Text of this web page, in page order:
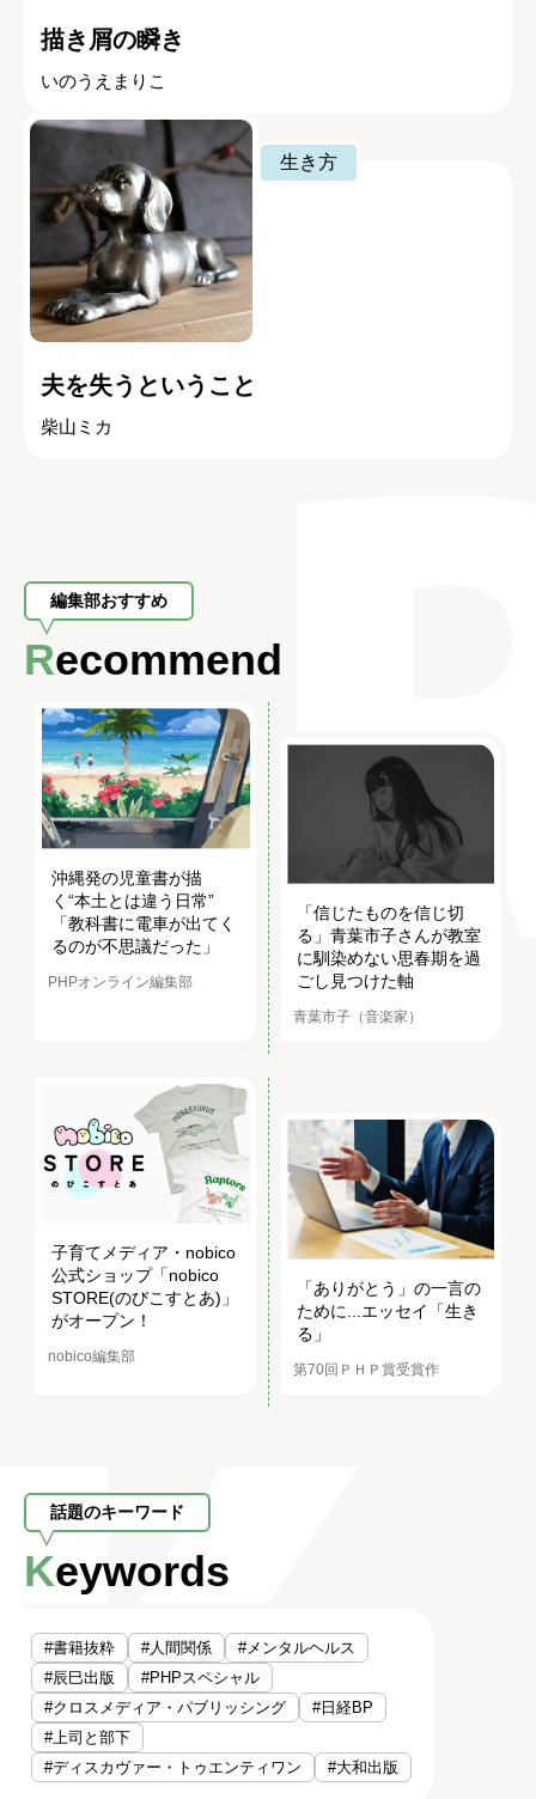
描き屑の瞬き
いのうえまりこ
生き方
夫を失うということ
柴山ミカ
編集部おすすめ
Recommend
沖縄発の児童書が描
く“本土とは違う日常”
「教科書に電車が出てく
るのが不思議だった」
PHPオンライン編集部
「信じたものを信じ切
る」青葉市子さんが教室
に馴染めない思春期を過
ごし見つけた軸
青葉市子（音楽家）
子育てメディア・nobico
公式ショップ「nobico
STORE(のびこすとあ)」
がオープン！
nobico編集部
「ありがとう」の一言の
ために...エッセイ「生き
る」
第70回ＰＨＰ賞受賞作
話題のキーワード
Keywords
#書籍抜粋 #人間関係
#メンタルヘルス
#辰巳出版
#PHPスペシャル
#クロスメディア・パブリッシング
#日経BP
#上司と部下
#ディスカヴァー・トゥエンティワン
#大和出版